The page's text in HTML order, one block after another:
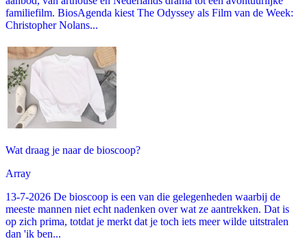
familiefilm. BiosAgenda kiest The Odyssey als Film van de Week:
Christopher Nolans...
Wat draag je naar de bioscoop?
Array
13-7-2026 De bioscoop is een van die gelegenheden waarbij de
meeste mannen niet echt nadenken over wat ze aantrekken. Dat is
op zich prima, totdat je merkt dat je toch iets meer wilde uitstralen
dan 'ik ben...